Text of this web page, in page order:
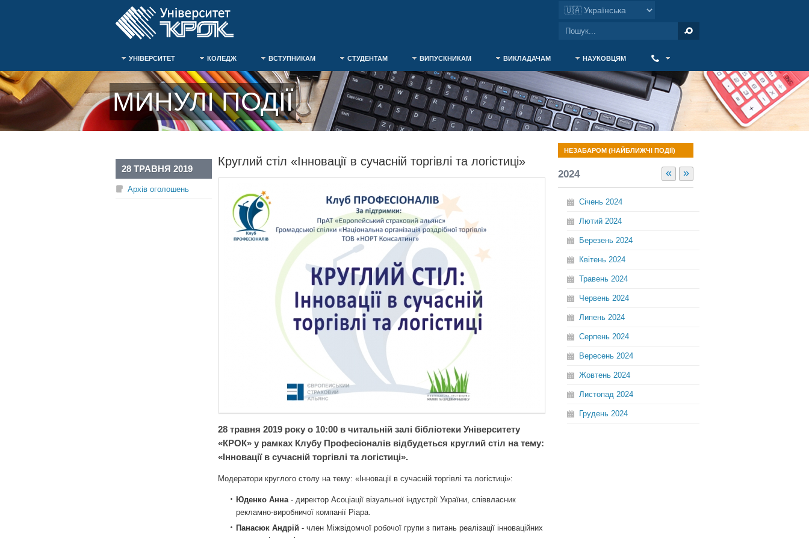
УНІВЕРСИТЕТ КОЛЕДЖ ВСТУПНИКАМ СТУДЕНТАМ ВИПУСКНИКАМ ВИКЛАДАЧАМ НАУКОВЦЯМ
МИНУЛІ ПОДІЇ
Круглий стіл «Інновації в сучасній торгівлі та логістиці»
28 ТРАВНЯ 2019
Архів оголошень
28 травня 2019 року о 10:00 в читальній залі бібліотеки Університету
«КРОК» у рамках Клубу Професіоналів відбудеться круглий стіл на тему:
«Інновації в сучасній торгівлі та логістиці».
Модератори круглого столу на тему: «Інновації в сучасній торгівлі та логістиці»:
Юденко Анна- директор Асоціації візуальної індустрії України, співвласник
рекламно-виробничої компанії Ріара.
Панасюк Андрій - член Міжвідомчої робочої групи з питань реалізації інноваційних
НЕЗАБАРОМ (НАЙБЛИЖЧІ ПОДІЇ)
« »
2024
Січень 2024
Лютий 2024
Березень 2024
Квітень 2024
Травень 2024
Червень 2024
Липень 2024
Серпень 2024
Вересень 2024
Жовтень 2024
Листопад 2024
Грудень 2024